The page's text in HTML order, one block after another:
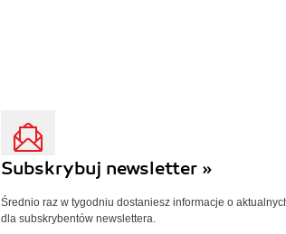
Subskrybuj newsletter »
Średnio raz w tygodniu dostaniesz informacje o
dla subskrybentów newslettera.